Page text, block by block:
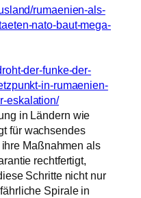
rumaenien-als-
nato-baut-mega-
der-funke-der-
in-rumaenien-
eskalation/
in Ländern wie
für wachsendes
Maßnahmen als
rechtfertigt,
Schritte nicht nur
Spirale in